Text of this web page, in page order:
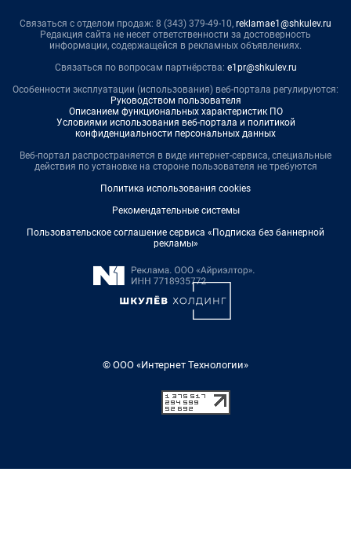
Связаться с отделом продаж: 8 (343) 379-49-10, reklamae1@shkulev.ru
Редакция сайта не несет ответственности за достоверность
информации, содержащейся в рекламных объявлениях.
Связаться по вопросам партнёрства: e1pr@shkulev.ru
Особенности эксплуатации (использования) веб-портала регулируются:
Руководством пользователя
Описанием функциональных характеристик ПО
Условиями использования веб-портала и политикой
конфиденциальности персональных данных
Веб-портал распространяется в виде интернет-сервиса, специальные
действия по установке на стороне пользователя не требуются
Политика использования cookies
Рекомендательные системы
Пользовательское соглашение сервиса «Подписка без баннерной
рекламы»
© ООО «Интернет Технологии»